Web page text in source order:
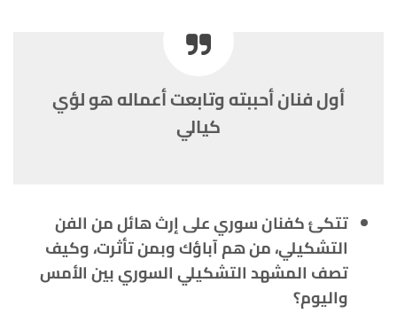
أول فنان أحببته وتابعت أعماله هو لؤي
كيالي
تتكئ كفنان سوري على إرث هائل من الفن
التشكيلي، من هم آباؤك وبمن تأثرت، وكيف
تصف المشهد التشكيلي السوري بين الأمس
واليوم؟